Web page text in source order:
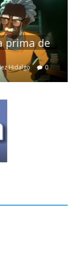
prima de
Hidalgo 0